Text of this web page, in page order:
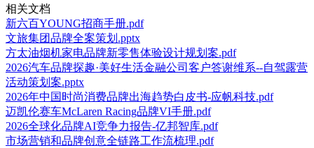
相关文档
新六百YOUNG招商手册.pdf
文旅集团品牌全案策划.pptx
方太油烟机家电品牌新零售体验设计规划案.pdf
2026汽车品牌探趣·美好生活金融公司客户答谢维系--自驾露营
活动策划案.pptx
2026年中国时尚消费品牌出海趋势白皮书-应帆科技.pdf
迈凯伦赛车McLaren Racing品牌VI手册.pdf
2026全球化品牌AI竞争力报告-亿邦智库.pdf
市场营销和品牌创意全链路工作流梳理.pdf